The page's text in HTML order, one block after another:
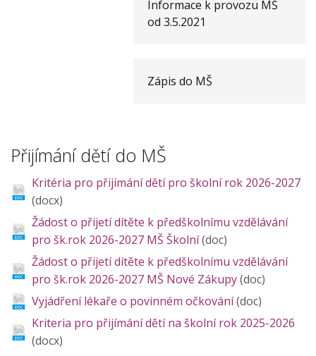
Informace k provozu MŠ
od 3.5.2021
Zápis do MŠ
Přijímání dětí do MŠ
Kritéria pro přijímání dětí pro školní rok 2026-2027
(docx)
Žádost o přijetí dítěte k předškolnímu vzdělávání
pro šk.rok 2026-2027 MŠ Školní(doc)
Žádost o přijetí dítěte k předškolnímu vzdělávání
pro šk.rok 2026-2027 MŠ Nové Zákupy(doc)
Vyjádření lékaře o povinném očkování(doc)
Kriteria pro přijímání dětí na školní rok 2025-2026
(docx)